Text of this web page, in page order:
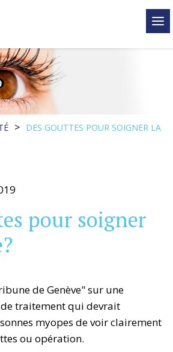
> DES GOUTTES POUR SOIGNER LA
pour soigner
de Genève" sur une
traitement qui devrait
myopes de voir clairement
ou opération.